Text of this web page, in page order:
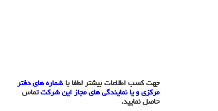
جهت کسب اطلاعات بیشتر لطفا با شماره های دفتر
مرکزی و یا نمایندگی های مجاز این شرکتتماس
حاصل نمایید.